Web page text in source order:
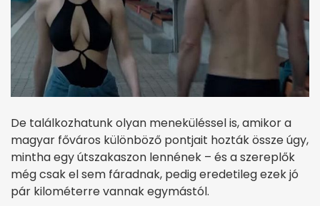
De találkozhatunk olyan meneküléssel is, amikor a
magyar főváros különböző pontjait hozták össze úgy,
mintha egy útszakaszon lennének – és a szereplők
még csak el sem fáradnak, pedig eredetileg ezek jó
pár kilométerre vannak egymástól.